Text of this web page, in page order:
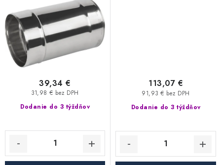
Reklamačné podmienky
Podmienky ochrany osobných údajov
Obchodné podmienky požičovne náradia
Dodanie do 3 týždňov
31,98 € bez DPH
39,34 €
Dodanie do 3 týždňov
91,93 € bez DPH
113,07 €